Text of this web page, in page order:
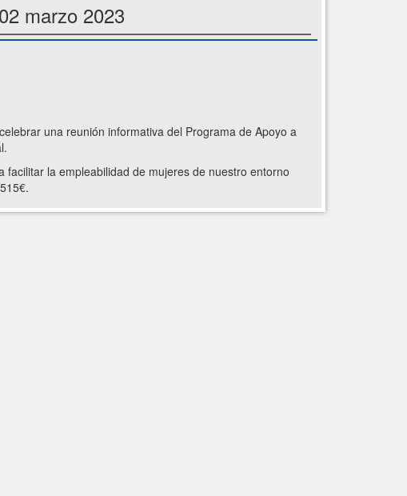
02 marzo 2023
una reunión informativa del Programa de Apoyo a
la empleabilidad de mujeres de nuestro entorno